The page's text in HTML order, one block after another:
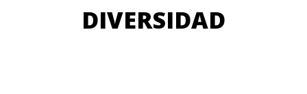
DIVERSIDAD